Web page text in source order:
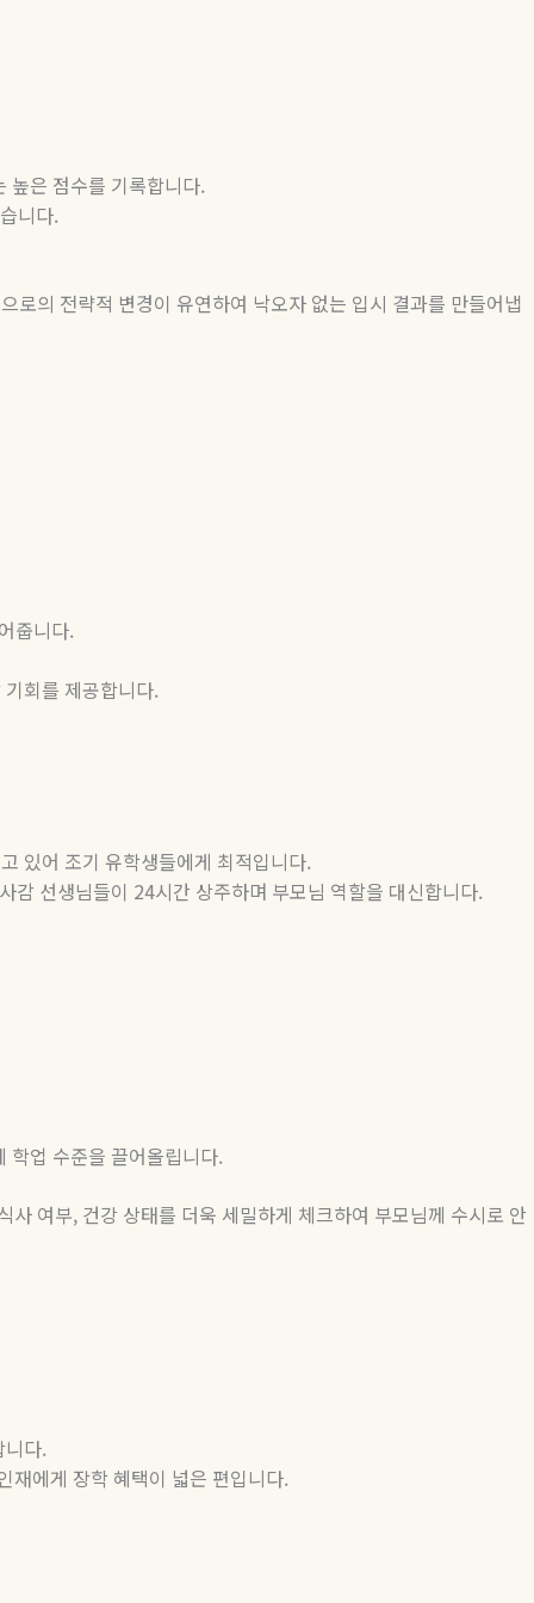
높은 점수를 기록합니다.
니다.
로의 전략적 변경이 유연하여 낙오자 없는 입시 결과를 만들어냅
줍니다.
회를 제공합니다.
있어 조기 유학생들에게 최적입니다.
사감 선생님들이 24시간 상주하며 부모님 역할을 대신합니다.
학업 수준을 끌어올립니다.
사 여부, 건강 상태를 더욱 세밀하게 체크하여 부모님께 수시로 안
니다.
재에게 장학 혜택이 넓은 편입니다.